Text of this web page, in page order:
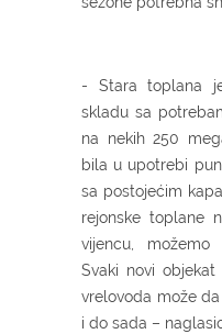
- Stara toplana
skladu sa
na nekih 250
bila u upotrebi
sa postojećim
rejonske toplane
vijencu,
Svaki novi
vrelovoda može
i do sada –